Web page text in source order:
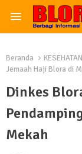
Beranda KESEHATAN
Jemaah Haji Blora di
Dinkes
Mekah